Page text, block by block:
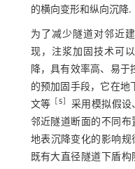
的横向变形和纵向沉降.
为了减少隧道对邻近
现，注浆加固技术可
降，具有效率高、易
的预加固手段，它在
文等
5
采用模拟假设
邻近隧道断面的不同
地表沉降变化的影响规
既有大直径隧道下盾